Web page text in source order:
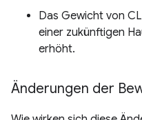
Das Gewicht von
einer zukünftigen
erhöht.
Änderungen der